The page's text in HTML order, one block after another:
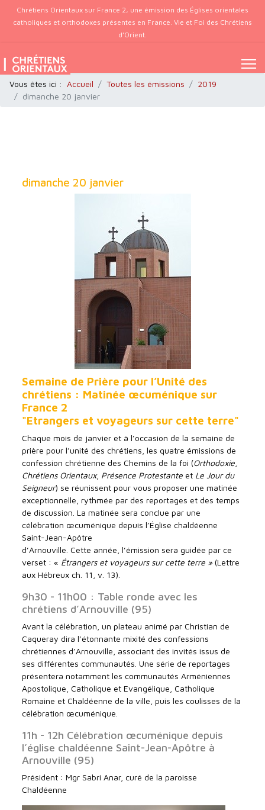
Chrétiens Orientaux sur France 2, une émission des Églises orientales
catholiques et orthodoxes présentes en France. Vie et Foi des Chrétiens
d’Orient.
Vous êtes ici : Accueil Toutes les émissions
2019
dimanche 20 janvier
dimanche 20 janvier
Semaine de Prière pour l’Unité des
chrétiens : Matinée œcuménique sur
France 2
"Etrangers et voyageurs sur cette terre"
Chaque mois de janvier et à l’occasion de la semaine de
prière pour l’unité des chrétiens, les quatre émissions de
confession chrétienne des Chemins de la foi (Orthodoxie
Chrétiens Orientaux, Présence Protestante et Le Jour du
Seigneur) se réunissent pour vous proposer une matinée
exceptionnelle, rythmée par des reportages et des temps
de discussion. La matinée sera conclue par une
célébration œcuménique depuis l’Église chaldéenne
Saint-Jean-Apôtre
d’Arnouville. Cette année, l’émission sera guidée par ce
verset : « Étrangers et voyageurs sur cette terre » (Lettre
aux Hébreux ch. 11, v. 13).
9h30 - 11h00 : Table ronde avec les
chrétiens d’Arnouville (95)
Avant la célébration, un plateau animé par Christian de
Caqueray dira l’étonnante mixité des confessions
chrétiennes d’Arnouville, associant des invités issus de
ses différentes communautés. Une série de reportages
présentera notamment les communautés Arméniennes
Apostolique, Catholique et Evangélique, Catholique
Romaine et Chaldéenne de la ville, puis les coulisses de la
célébration œcuménique.
11h - 12h Célébration œcuménique depuis
l’église chaldéenne Saint-Jean-Apôtre à
Arnouville (95)
Président : Mgr Sabri Anar, curé de la paroisse
Chaldéenne